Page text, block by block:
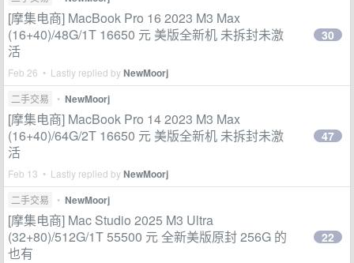
[摩集电商] MacBook Pro 16 2023 M3 Max
(16+40)/48G/1T 16650 元 美版全新机 未拆封未激
活
Feb 26 • Lastly replied byNewMoorj
30
二手交易 • NewMoorj
[摩集电商] MacBook Pro 14 2023 M3 Max
(16+40)/64G/2T 16650 元 美版全新机 未拆封未激
活
Feb 13 • Lastly replied byNewMoorj
47
二手交易 • NewMoorj
[摩集电商] Mac Studio 2025 M3 Ultra
(32+80)/512G/1T 55500 元 全新美版原封 256G 的
也有
22